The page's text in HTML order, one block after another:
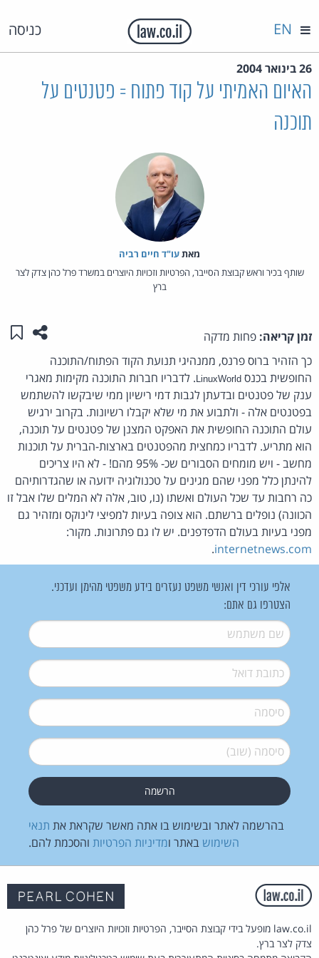
כניסה EN
26 בינואר 2004
האיום האמיתי על קוד פתוח = פטנטים על
תוכנה
מאת‏עו"ד חיים רביה
שותף בכיר וראש קבוצת הסייבר, הפרטיות וזכויות היוצרים במשרד פרל כהן צדק לצר
ברץ
זמן קריאה: פחות מדקה שתפו
כך הזהיר ברוס פרנס, ממנהיגי תנועת הקוד הפתוח/התוכנה
החופשית בכנס LinuxWorld . לדבריו חברות התוכנה מקימות מאגרי
ענק של פטנטים ובדעתן לגבות דמי רישיון ממי שיבקשו להשתמש
בפטנטים אלה - ולתבוע את מי שלא יקבלו רשיונות. בקרוב ירגיש
עולם התוכנה החופשית את האפקט המצנן של פטנטים על תוכנה,
הוא מתריע. לדבריו כמחצית מהפטנטים בארצות-הברית על תוכנות
מחשב - ויש מומחים הסבורים שכ- 95% מהם! - לא היו צריכים
להינתן כלל מפני שהם מגינים על טכנולוגיה ידועה או שהגדרותיהם
כה רחבות עד שכל העולם ואשתו (נו, טוב, אלה לא המלים שלו אבל זו
הכוונה) נופלים ברשתם. הוא צופה בעיות למפיצי לינוקס ומזהיר גם
מפני בעיות בעולם הדפדפנים. יש לו גם פתרונות. מקור:
internetnews.com
.
אלפי עורכי דין ואנשי משפט נעזרים בידע משפטי מהימן ועדכני.
הצטרפו גם אתם:
שם משתמש*
דואל*
סיסמה*
סיסמה (שוב)*
בהרשמה לאתר ובשימוש בו אתה מאשר שקראת את תנאי
השימוש באתר ומדיניות הפרטיות והסכמת להם.
law.co.il מופעל בידי קבוצת הסייבר, הפרטיות וזכויות היוצרים של פרל כהן
צדק לצר ברץ.